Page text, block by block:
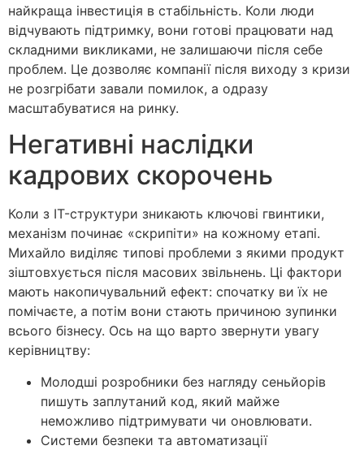
найкраща інвестиція в стабільність. Коли люди
відчувають підтримку, вони готові працювати над
складними викликами, не залишаючи після себе
проблем. Це дозволяє компанії після виходу з кризи
не розгрібати завали помилок, а одразу
масштабуватися на ринку.
Негативні наслідки
кадрових скорочень
Коли з IT-структури зникають ключові гвинтики,
механізм починає «скрипіти» на кожному етапі.
Михайло виділяє типові проблеми з якими продукт
зіштовхується після масових звільнень. Ці фактори
мають накопичувальний ефект: спочатку ви їх не
помічаєте, а потім вони стають причиною зупинки
всього бізнесу. Ось на що варто звернути увагу
керівництву:
Молодші розробники без нагляду сеньйорів
пишуть заплутаний код, який майже
неможливо підтримувати чи оновлювати.
Системи безпеки та автоматизації